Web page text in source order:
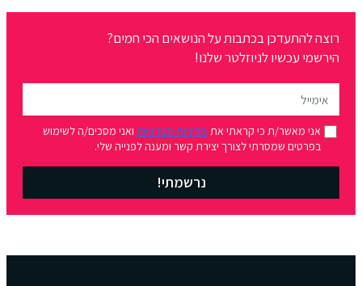
רוצה להתעדכן בכתבות על הנושאים הכי חמים?
הירשמי עכשיו לניוזלטר שלנו!
אני מאשר/ת כי קראתי את מדיניות הפרטיות ואני מסכים/ה לשימוש
בפרטים שמסרתי לצורך יצירת קשר ומענה לפנייה שלי.
נרשמתי!